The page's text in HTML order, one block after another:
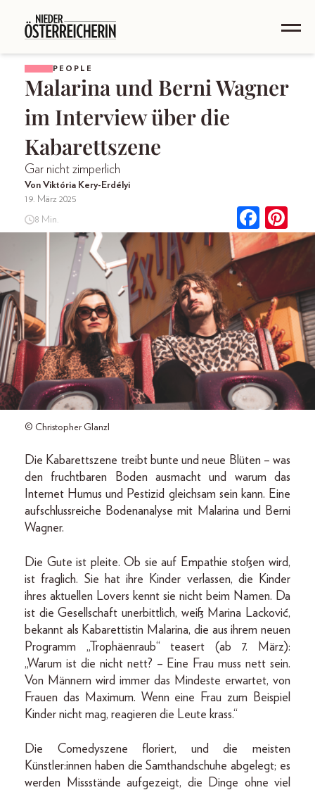
PEOPLE
Malarina und Berni Wagner
im Interview über die
Kabarettszene
Gar nicht zimperlich
Von Viktória Kery-Erdélyi
19. März 2025
8 Min.
© Christopher Glanzl
Die Kabarettszene treibt bunte und neue Blüten – was
den fruchtbaren Boden ausmacht und warum das
Internet Humus und Pestizid gleichsam sein kann. Eine
aufschlussreiche Bodenanalyse mit Malarina und Berni
Wagner.
Die Gute ist pleite. Ob sie auf Empathie stoßen wird,
ist fraglich. Sie hat ihre Kinder verlassen, die Kinder
ihres aktuellen Lovers kennt sie nicht beim Namen. Da
ist die Gesellschaft unerbittlich, weiß Marina Lacković,
bekannt als Kabarettistin Malarina, die aus ihrem neuen
Programm „Trophäenraub“ teasert (ab 7. März):
„Warum ist die nicht nett? – Eine Frau muss nett sein.
Von Männern wird immer das Mindeste erwartet, von
Frauen das Maximum. Wenn eine Frau zum Beispiel
Kinder nicht mag, reagieren die Leute krass.“
Die Comedyszene floriert, und die meisten
Künstler:innen haben die Samthandschuhe abgelegt; es
werden Missstände aufgezeigt, die Dinge ohne viel